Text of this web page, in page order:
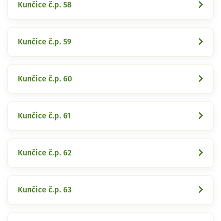
Kunčice č.p. 58
Kunčice č.p. 59
Kunčice č.p. 60
Kunčice č.p. 61
Kunčice č.p. 62
Kunčice č.p. 63